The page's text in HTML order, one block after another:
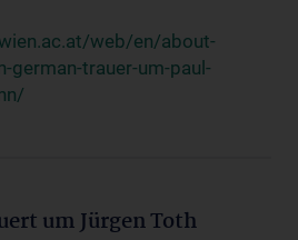
web/en/about-
trauer-um-paul-
um Jürgen Toth